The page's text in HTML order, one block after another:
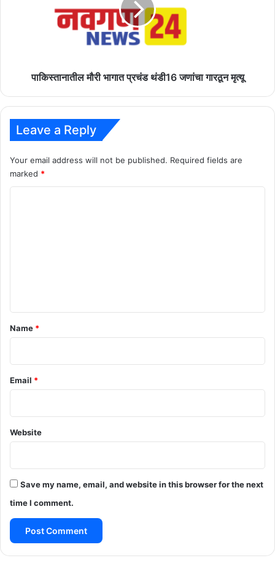
पाकिस्तानातील मौरी भागात प्रचंड थंडी16 जणांचा गारठून मृत्यू
Leave a Reply
Your email address will not be published. Required fields are
marked *
*
Name *
Email *
Website
Save my name, email, and website in this browser for the next
time I comment.